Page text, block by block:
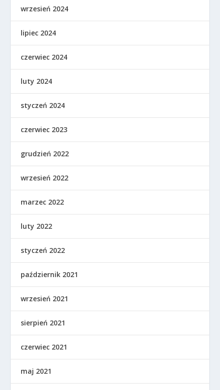
wrzesień 2024
lipiec 2024
czerwiec 2024
luty 2024
styczeń 2024
czerwiec 2023
grudzień 2022
wrzesień 2022
marzec 2022
luty 2022
styczeń 2022
październik 2021
wrzesień 2021
sierpień 2021
czerwiec 2021
maj 2021